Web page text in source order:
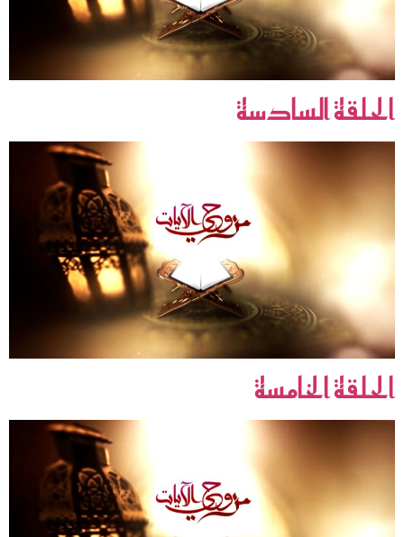
الحلقة السادسة
الحلقة الخامسة